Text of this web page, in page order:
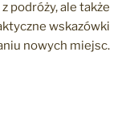
podróży, ale także
wskazówki
nowych miejsc.